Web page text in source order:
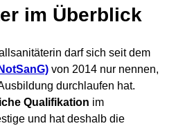
im Überblick
darf sich seit dem
von 2014 nur nennen,
durchlaufen hat.
Qualifikation im
und hat deshalb die